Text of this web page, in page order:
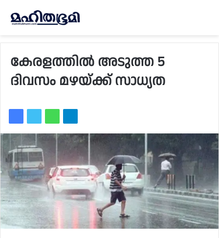
കേരളത്തിൽ അടുത്ത 5
ദിവസം മഴയ്ക്ക് സാധ്യത